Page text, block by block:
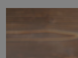
židovské kultury
nejsou
rodinných